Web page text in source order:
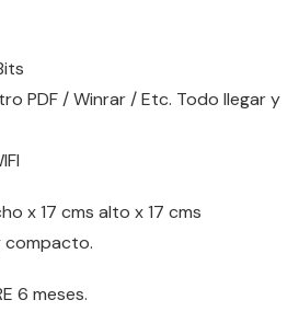
PDF / Winrar / Etc. Todo llegar y
x 17 cms alto x 17 cms
compacto.
6 meses.